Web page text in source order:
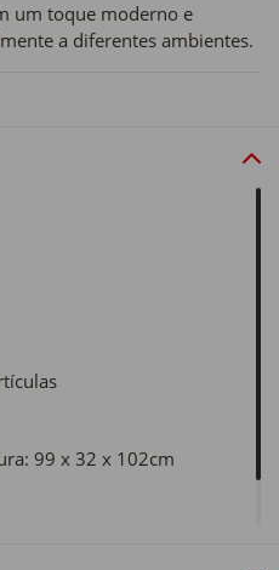
um toque moderno e
a diferentes ambientes.
99 x 32 x 102cm